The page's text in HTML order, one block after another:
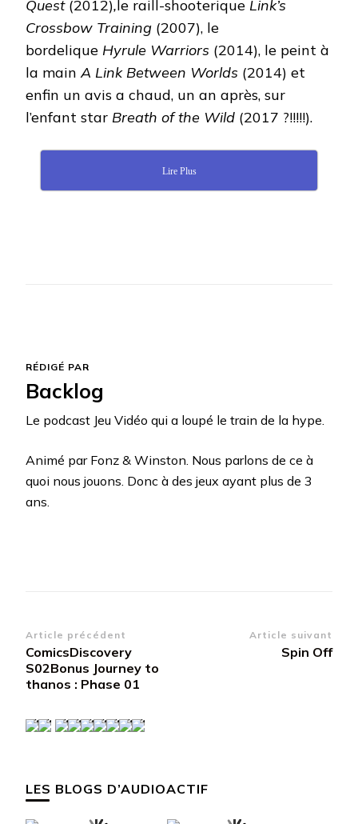
Quest (2012),le raill-shooterique Link’s
Crossbow Training (2007), le
bordelique Hyrule Warriors (2014), le peint à
la mainA Link Between Worlds (2014) et
enfin un avis a chaud, un an après, sur
l’enfant star Breath of the Wild (2017 ?!!!!!).
Lire Plus
RÉDIGÉ PAR
Backlog
Le podcast Jeu Vidéo qui a loupé le train de la hype.
Animé par Fonz & Winston. Nous parlons de ce à
quoi nous jouons. Donc à des jeux ayant plus de 3
ans.
Navigation
d’article
Article précédent
ComicsDiscovery
S02Bonus Journey to
thanos : Phase 01
Article suivant
Spin Off
LES BLOGS D’AUDIOACTIF